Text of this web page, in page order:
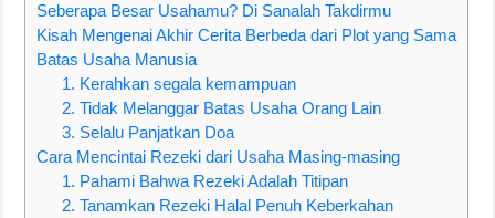
Seberapa Besar Usahamu? Di Sanalah Takdirmu
Kisah Mengenai Akhir Cerita Berbeda dari Plot yang Sama
Batas Usaha Manusia
1. Kerahkan segala kemampuan
2. Tidak Melanggar Batas Usaha Orang Lain
3. Selalu Panjatkan Doa
Cara Mencintai Rezeki dari Usaha Masing-masing
1. Pahami Bahwa Rezeki Adalah Titipan
2. Tanamkan Rezeki Halal Penuh Keberkahan